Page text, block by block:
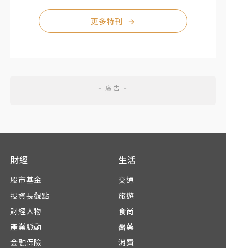
更多特刊 →
財經
股市基金
投資長觀點
財經人物
產業脈動
金融保險
生活
交通
旅遊
食尚
醫藥
消費